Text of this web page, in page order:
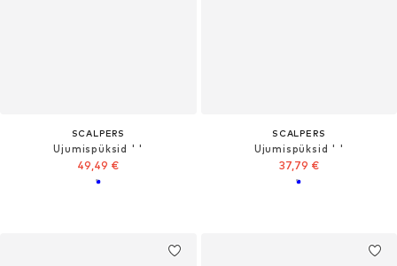
SCALPERS
Ujumispüksid ' '
49,49 €
SCALPERS
Ujumispüksid ' '
37,79 €